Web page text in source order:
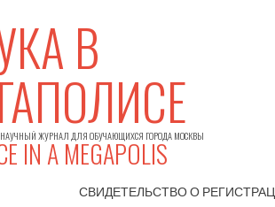
В
ЖУРНАЛ ДЛЯ ОБУЧАЮЩИХСЯ ГОРОДА МОСКВЫ
IN A MEGAPOLIS
СВИДЕТЕЛЬСТВО О